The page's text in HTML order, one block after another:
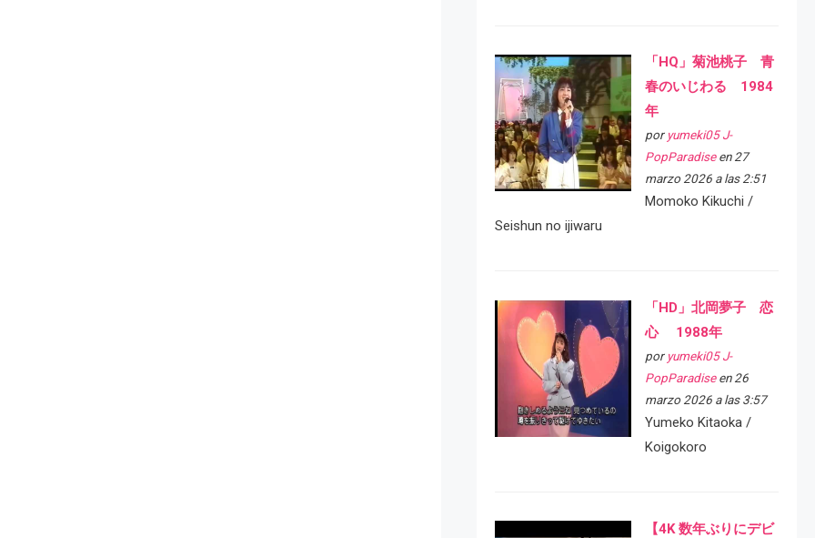
「HQ」菊池桃子 青
春のいじわる 1984
年
por yumeki05 J-
PopParadiseen 27
marzo 2026 a las 2:51
Momoko Kikuchi /
Seishun no ijiwaru
「HD」北岡夢子 恋
心 1988年
por yumeki05 J-
PopParadiseen 26
marzo 2026 a las 3:57
Yumeko Kitaoka /
Koigokoro
【4K 数年ぶりにデビ